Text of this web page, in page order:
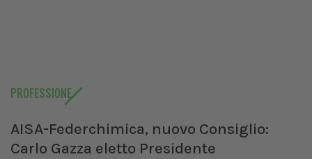
PROFESSIONE
AISA-Federchimica, nuovo Consiglio:
Carlo Gazza eletto Presidente